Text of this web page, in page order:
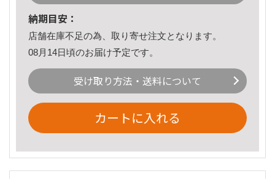
納期目安：
店舗在庫不足の為、取り寄せ注文となります。
08月14日頃のお届け予定です。
受け取り方法・送料について
カートに入れる